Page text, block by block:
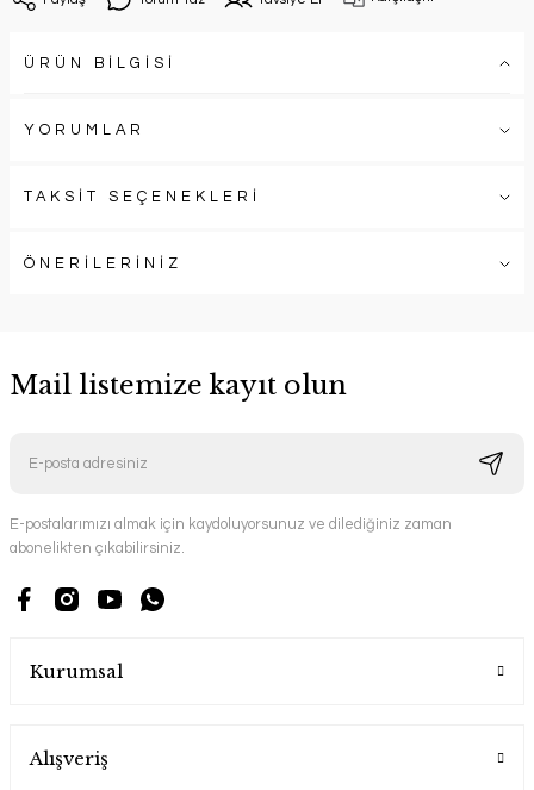
ÜRÜN BİLGİSİ
YORUMLAR
TAKSİT SEÇENEKLERİ
ÖNERİLERİNİZ
Mail listemize kayıt olun
E-postalarımızı almak için kaydoluyorsunuz ve dilediğiniz zaman
abonelikten çıkabilirsiniz.
Kurumsal
Alışveriş